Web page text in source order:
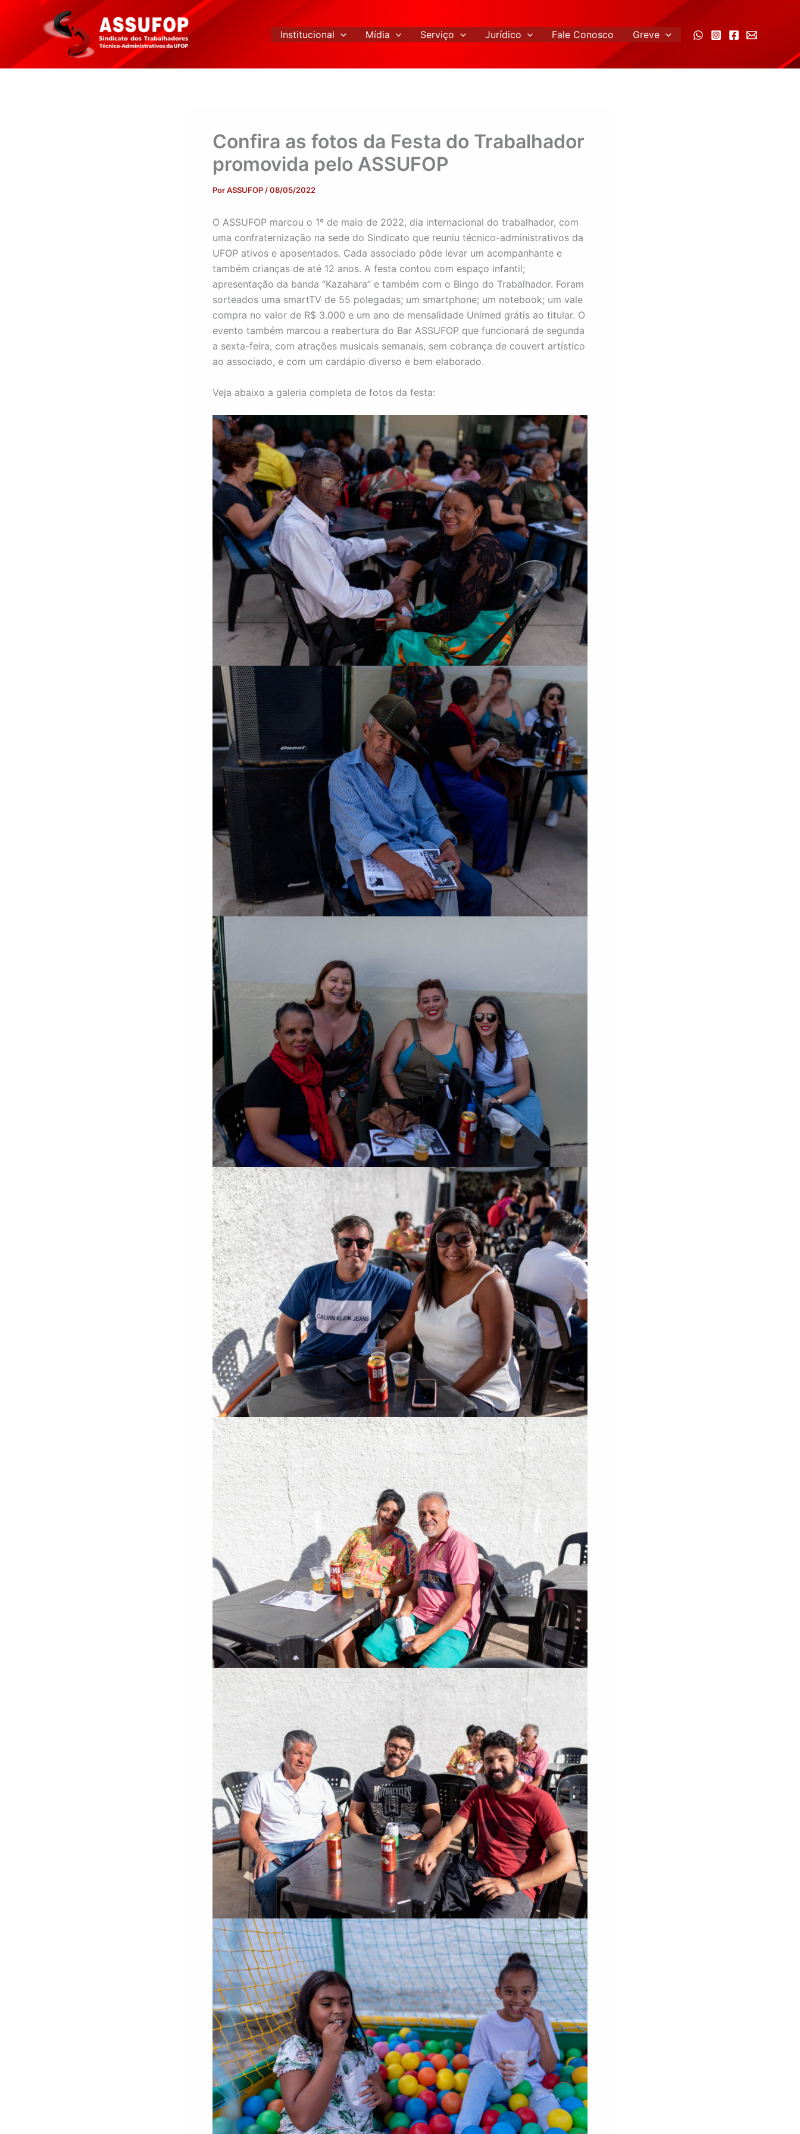
conteúdo
Institucional Mídia Serviço Jurídico Fale Conosco Greve
Confira as fotos da Festa do Trabalhador
promovida pelo ASSUFOP
PorASSUFOP /08/05/2022
O ASSUFOP marcou o 1º de maio de 2022, dia internacional do trabalhador, com
uma confraternização na sede do Sindicato que reuniu técnico-administrativos da
UFOP ativos e aposentados. Cada associado pôde levar um acompanhante e
também crianças de até 12 anos. A festa contou com espaço infantil;
apresentação da banda “Kazahara” e também com o Bingo do Trabalhador. Foram
sorteados uma smartTV de 55 polegadas; um smartphone; um notebook; um vale
compra no valor de R$ 3.000 e um ano de mensalidade Unimed grátis ao titular. O
evento também marcou a reabertura do Bar ASSUFOP que funcionará de segunda
a sexta-feira, com atrações musicais semanais, sem cobrança de couvert artístico
ao associado, e com um cardápio diverso e bem elaborado.
Veja abaixo a galeria completa de fotos da festa: